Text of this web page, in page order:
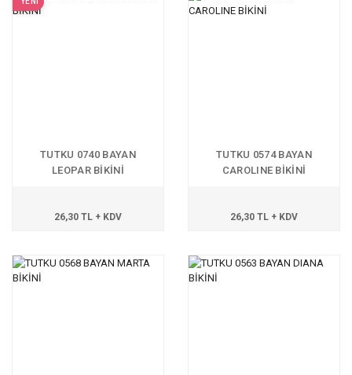
TUTKU 0740 BAYAN
LEOPAR BİKİNİ
26,30 TL + KDV
TUTKU 0574 BAYAN
CAROLINE BİKİNİ
26,30 TL + KDV